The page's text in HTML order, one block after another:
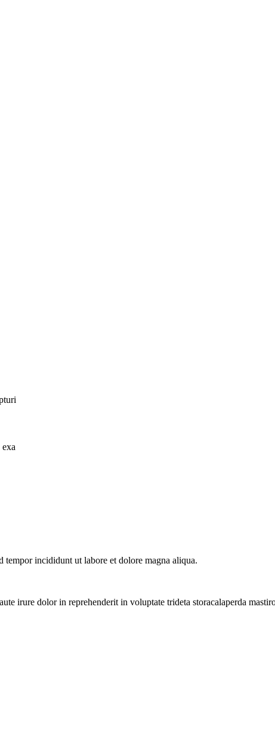
tempor incididunt ut labore et dolore magna aliqua.
irure dolor in reprehenderit in voluptate trideta storacalaperda